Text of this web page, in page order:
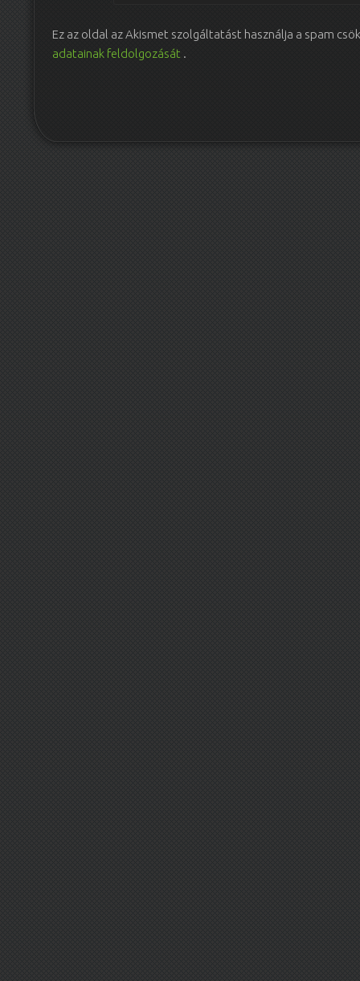
Ez az oldal az Akismet szolgáltatást használja a spam
adatainak feldolgozását .